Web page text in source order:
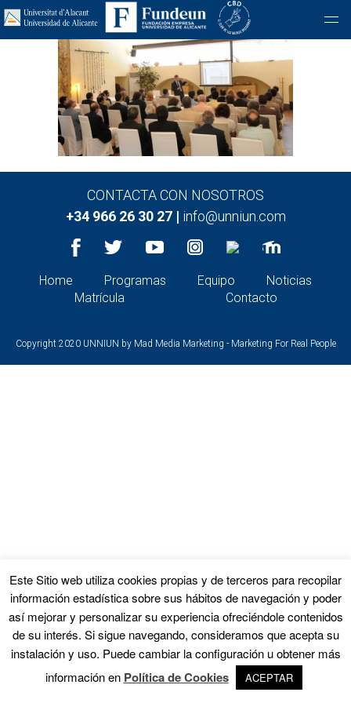
Este Sitio web utiliza cookies propias y de terceros para recopilar
información estadística sobre sus hábitos de navegación y poder
así mejorar y personalizar su experiencia ofreciéndole contenidos
de su interés. Si sigue navegando, consideramos que acepta su
instalación y uso. Puede cambiar la configuración u obtener más
información en Política de Cookies ACEPTAR
CONTACTA CON NOSOTROS
+34 966 26 30 27 | info@unniun.com
Home Programas Equipo
Noticias
Matrícula
Contacto
Copyright 2020 UNNIUN by Mad Media Marketing - Marketing For Real People